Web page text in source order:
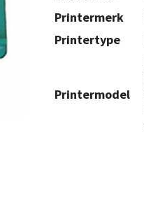
Printermerk
Printertype
Printermodel